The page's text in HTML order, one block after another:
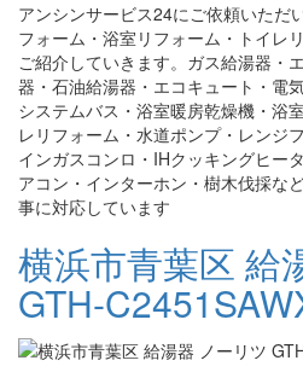
アンシンサービス24にご依頼いただ
フォーム・浴室リフォーム・トイレ
ご紹介していきます。ガス給湯器・
器・石油給湯器・エコキュート・電
システムバス・浴室暖房乾燥機・浴
レリフォーム・水道ポンプ・レンジ
インガスコンロ・IHクッキングヒー
アコン・インターホン・樹木伐採な
事に対応しています
横浜市青葉区 給
GTH-